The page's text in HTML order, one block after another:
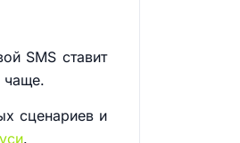
SMS ставит
чаще.
сценариев и
.